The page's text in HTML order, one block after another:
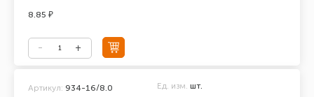
8.85 ₽
Артикул: 934-16/8.0 Ед. изм. шт.